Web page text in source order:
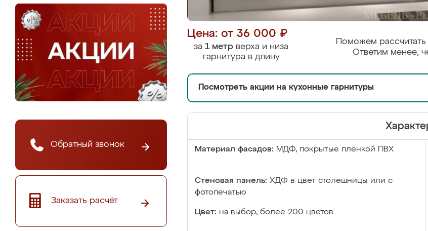
Обратный звонок
Заказать расчёт
Цена: от 36 000 ₽
за 1 метр верха и низа
гарнитура в длину
Поможем рассчитать
Ответим менее,
Посмотреть акции на кухонные гарнитуры
Материал фасадов: МДФ, покрытые плёнкой ПВХ
Стеновая панель: ХДФ в цвет столешницы или с
фотопечатью
Цвет: на выбор, более 200 цветов